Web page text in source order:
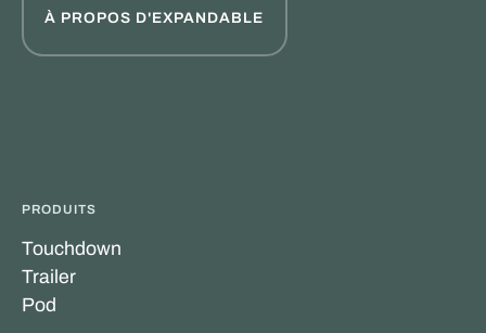
À PROPOS D'EXPANDABLE
PRODUITS
Touchdown
Trailer
Pod